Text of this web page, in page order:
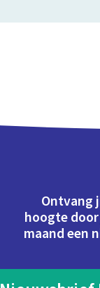
Ontvang
hoogte
maand een